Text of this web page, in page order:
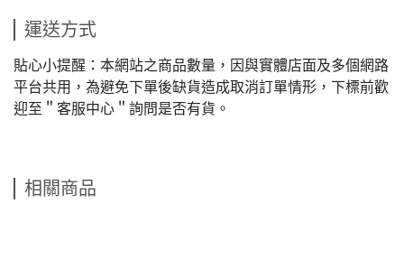
運送方式
貼心小提醒：本網站之商品數量，因與實體店面及多個網路
平台共用，為避免下單後缺貨造成取消訂單情形，下標前歡
迎至＂客服中心＂詢問是否有貨。
相關商品